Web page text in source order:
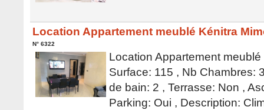
Location Appartement meublé Kénitra
N° 6322
Location Appartement
Surface: 115 , Nb Chambres:
de bain: 2 , Terrasse: Non ,
Parking: Oui , Description: